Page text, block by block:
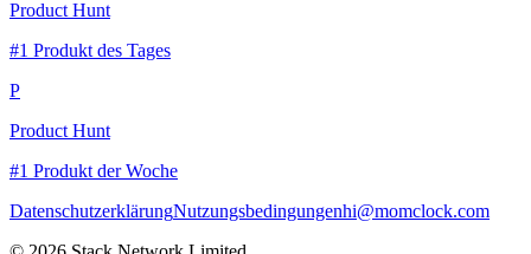
Product Hunt
#1 Produkt des Tages
P
Product Hunt
#1 Produkt der Woche
DatenschutzerklärungNutzungsbedingungenhi@momclock.com